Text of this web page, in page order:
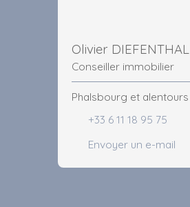
Olivier DIEFENTHAL
Conseiller immobilier
Phalsbourg et alentours
+33 6 11 18 95 75
Envoyer un e-mail